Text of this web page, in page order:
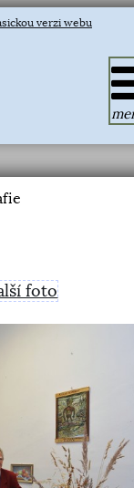
verzi webu
foto